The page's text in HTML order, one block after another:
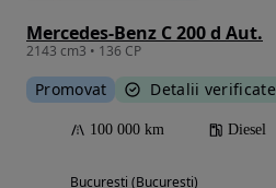
Mercedes-Benz C 200 d Aut.
2143 cm3 • 136 CP
Promovat Detalii verificate
100 000 km Diesel
Bucuresti (Bucuresti)